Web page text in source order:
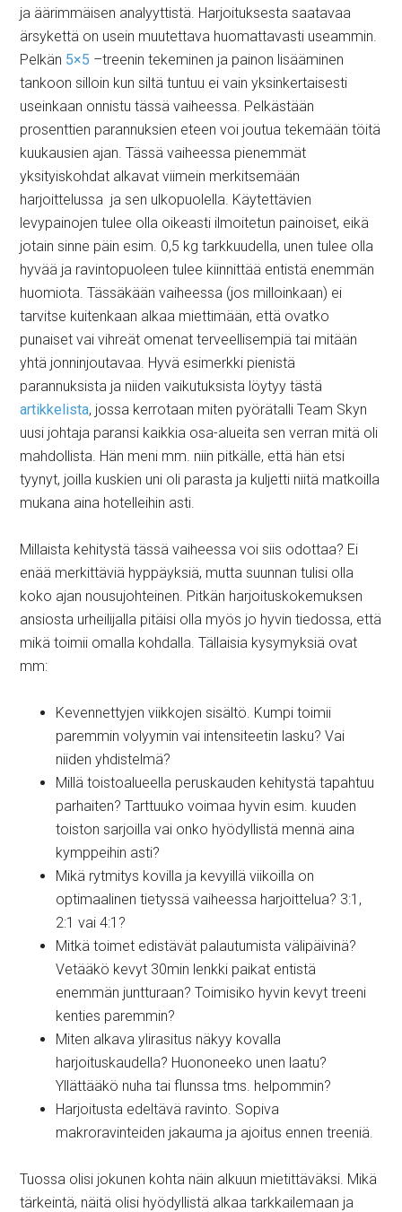
ja äärimmäisen analyyttistä. Harjoituksesta saatavaa
ärsykettä on usein muutettava huomattavasti useammin.
Pelkän 5×5 –treenin tekeminen ja painon lisääminen
tankoon silloin kun siltä tuntuu ei vain yksinkertaisesti
useinkaan onnistu tässä vaiheessa. Pelkästään
prosenttien parannuksien eteen voi joutua tekemään töitä
kuukausien ajan. Tässä vaiheessa pienemmät
yksityiskohdat alkavat viimein merkitsemään
harjoittelussa ja sen ulkopuolella. Käytettävien
levypainojen tulee olla oikeasti ilmoitetun painoiset, eikä
jotain sinne päin esim. 0,5 kg tarkkuudella, unen tulee olla
hyvää ja ravintopuoleen tulee kiinnittää entistä enemmän
huomiota. Tässäkään vaiheessa (jos milloinkaan) ei
tarvitse kuitenkaan alkaa miettimään, että ovatko
punaiset vai vihreät omenat terveellisempiä tai mitään
yhtä jonninjoutavaa. Hyvä esimerkki pienistä
parannuksista ja niiden vaikutuksista löytyy tästä
artikkelista, jossa kerrotaan miten pyörätalli Team Skyn
uusi johtaja paransi kaikkia osa-alueita sen verran mitä oli
mahdollista. Hän meni mm. niin pitkälle, että hän etsi
tyynyt, joilla kuskien uni oli parasta ja kuljetti niitä matkoilla
mukana aina hotelleihin asti.
Millaista kehitystä tässä vaiheessa voi siis odottaa? Ei
enää merkittäviä hyppäyksiä, mutta suunnan tulisi olla
koko ajan nousujohteinen. Pitkän harjoituskokemuksen
ansiosta urheilijalla pitäisi olla myös jo hyvin tiedossa, että
mikä toimii omalla kohdalla. Tällaisia kysymyksiä ovat
mm:
Kevennettyjen viikkojen sisältö. Kumpi toimii
paremmin volyymin vai intensiteetin lasku? Vai
niiden yhdistelmä?
Millä toistoalueella peruskauden kehitystä tapahtuu
parhaiten? Tarttuuko voimaa hyvin esim. kuuden
toiston sarjoilla vai onko hyödyllistä mennä aina
kymppeihin asti?
Mikä rytmitys kovilla ja kevyillä viikoilla on
optimaalinen tietyssä vaiheessa harjoittelua? 3:1,
2:1 vai 4:1?
Mitkä toimet edistävät palautumista välipäivinä?
Vetääkö kevyt 30min lenkki paikat entistä
enemmän juntturaan? Toimisiko hyvin kevyt treeni
kenties paremmin?
Miten alkava ylirasitus näkyy kovalla
harjoituskaudella? Huononeeko unen laatu?
Yllättääkö nuha tai flunssa tms. helpommin?
Harjoitusta edeltävä ravinto. Sopiva
makroravinteiden jakauma ja ajoitus ennen treeniä.
Tuossa olisi jokunen kohta näin alkuun mietittäväksi. Mikä
tärkeintä, näitä olisi hyödyllistä alkaa tarkkailemaan ja